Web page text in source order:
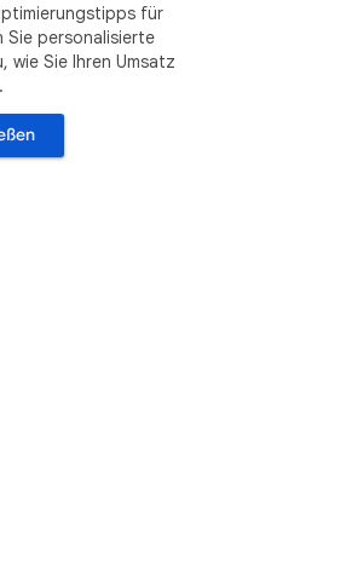
für
Sie personalisierte
wie Sie Ihren Umsatz